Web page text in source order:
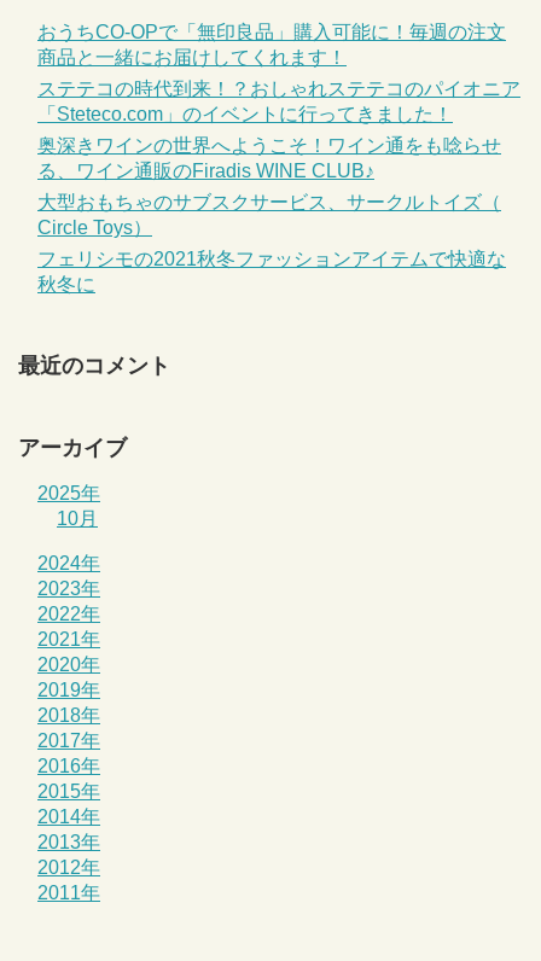
おうちCO-OPで「無印良品」購入可能に！毎週の注文
商品と一緒にお届けしてくれます！
ステテコの時代到来！？おしゃれステテコのパイオニア
「Steteco.com」のイベントに行ってきました！
奥深きワインの世界へようこそ！ワイン通をも唸らせ
る、ワイン通販のFiradis WINE CLUB♪
大型おもちゃのサブスクサービス、サークルトイズ（
Circle Toys）
フェリシモの2021秋冬ファッションアイテムで快適な
秋冬に
最近のコメント
アーカイブ
2025年
10月
2024年
2023年
2022年
2021年
2020年
2019年
2018年
2017年
2016年
2015年
2014年
2013年
2012年
2011年